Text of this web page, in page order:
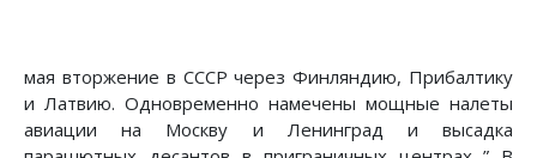
мая вторжение в СССР через Финляндию, Прибалтику
и Латвию. Одновременно намечены мощные налеты
авиации на Москву и Ленинград и высадка